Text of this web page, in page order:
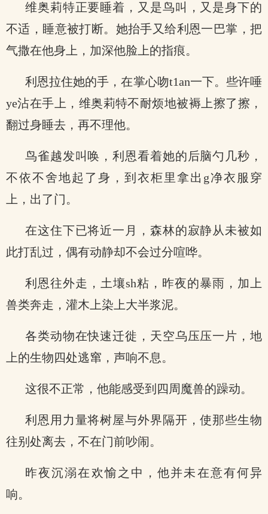
维奥莉特正要睡着，又是鸟叫，又是身下的
不适，睡意被打断。她抬手又给利恩一巴掌，把
气撒在他身上，加深他脸上的指痕。
利恩拉住她的手，在掌心吻t1an一下。些许唾
ye沾在手上，维奥莉特不耐烦地被褥上擦了擦，
翻过身睡去，再不理他。
鸟雀越发叫唤，利恩看着她的后脑勺几秒，
不依不舍地起了身，到衣柜里拿出g净衣服穿
上，出了门。
在这住下已将近一月，森林的寂静从未被如
此打乱过，偶有动静却不会过分喧哗。
利恩往外走，土壤sh粘，昨夜的暴雨，加上
兽类奔走，灌木上染上大半浆泥。
各类动物在快速迁徙，天空乌压压一片，地
上的生物四处逃窜，声响不息。
这很不正常，他能感受到四周魔兽的躁动。
利恩用力量将树屋与外界隔开，使那些生物
往别处离去，不在门前吵闹。
昨夜沉溺在欢愉之中，他并未在意有何异
响。